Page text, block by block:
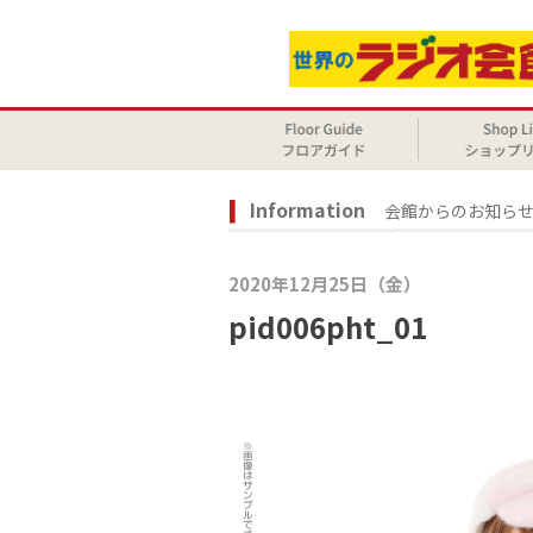
Information 会館からのお知らせ
2020年12月25日（金）
pid006pht_01